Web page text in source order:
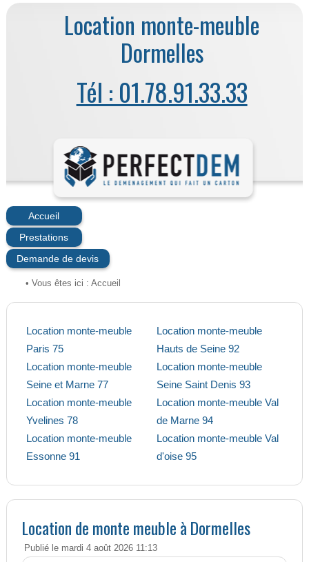
Location monte-meuble
Dormelles
Tél : 01.78.91.33.33
Accueil
Prestations
Demande de devis
• Vous êtes ici : Accueil
Location monte-meuble
Paris 75
Location monte-meuble
Seine et Marne 77
Location monte-meuble
Yvelines 78
Location monte-meuble
Essonne 91
Location monte-meuble
Hauts de Seine 92
Location monte-meuble
Seine Saint Denis 93
Location monte-meuble Val
de Marne 94
Location monte-meuble Val
d'oise 95
Location de monte meuble à Dormelles
Publié le mardi 4 août 2026 11:13